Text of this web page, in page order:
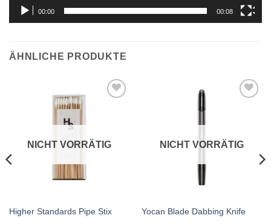
00:00 00:08
ÄHNLICHE PRODUKTE
NICHT VORRÄTIG
Higher Standards Pipe Stix
NICHT VORRÄTIG
Yocan Blade Dabbing Knife